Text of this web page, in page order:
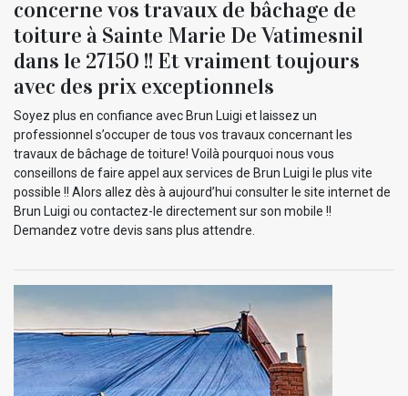
concerne vos travaux de bâchage de
toiture à Sainte Marie De Vatimesnil
dans le 27150 !! Et vraiment toujours
avec des prix exceptionnels
Soyez plus en confiance avec Brun Luigi et laissez un
professionnel s’occuper de tous vos travaux concernant les
travaux de bâchage de toiture! Voilà pourquoi nous vous
conseillons de faire appel aux services de Brun Luigi le plus vite
possible !! Alors allez dès à aujourd’hui consulter le site internet de
Brun Luigi ou contactez-le directement sur son mobile !!
Demandez votre devis sans plus attendre.